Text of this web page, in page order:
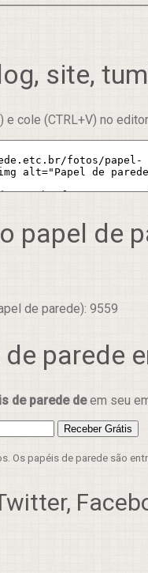
site,
e cole (CTRL+V) no
papel de
de parede): 9559
parede
de parede deem seu
Os papéis de parede são